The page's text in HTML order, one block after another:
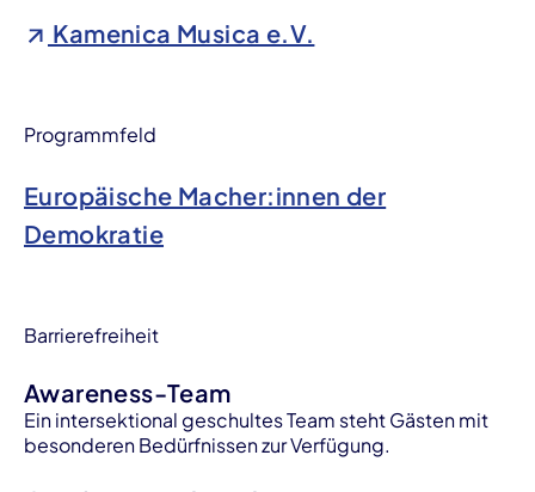
Kamenica Musica e.V.
Programmfeld
Europäische Macher:innen der
Demokratie
Barrierefreiheit
Awareness-Team
Ein intersektional geschultes Team steht Gästen mit
besonderen Bedürfnissen zur Verfügung.